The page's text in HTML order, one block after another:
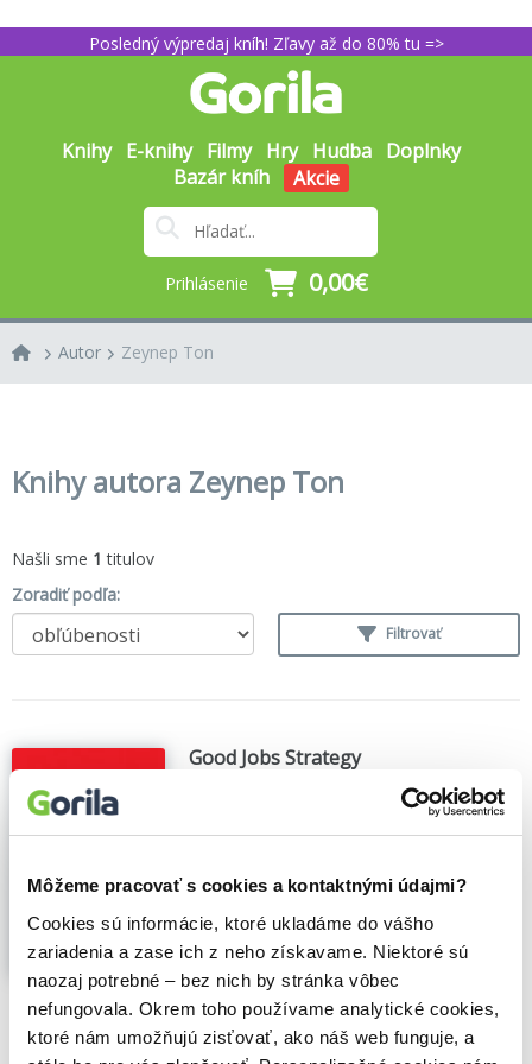
Môžeme pracovať s cookies a kontaktnými údajmi?
Cookies sú informácie, ktoré ukladáme do vášho
zariadenia a zase ich z neho získavame. Niektoré sú
naozaj potrebné – bez nich by stránka vôbec
nefungovala. Okrem toho používame analytické cookies,
ktoré nám umožňujú zisťovať, ako náš web funguje, a
Posledný výpredaj kníh! Zľavy až do 80% tu =>
Knihy E-knihy Filmy Hry Hudba Doplnky
Bazár kníh
Akcie
Prihlásenie 0,00€
Autor Zeynep Ton
Knihy autora Zeynep Ton
Našli sme 1 titulov
Zoradiť podľa:
Filtrovať
Good Jobs Strategy
Almost one in four American working
how the world has to work. Bad jobs with
low wages, minimal benefits, little training,
and chaotic schedules are the only way...
Zobraziť viac
🍎 Vypredané